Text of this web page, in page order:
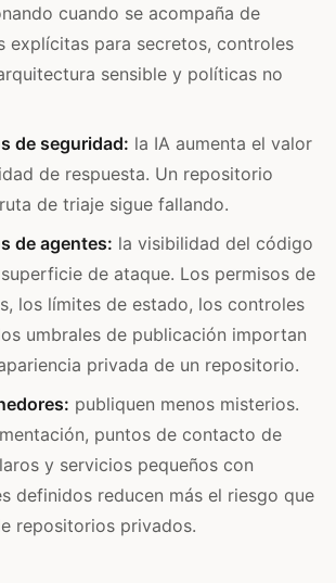
cuando se acompaña de
explícitas para secretos, controles
sensible y políticas no
de seguridad: la IA aumenta el valor
de respuesta. Un repositorio
de triaje sigue fallando.
de agentes: la visibilidad del código
de ataque. Los permisos de
los límites de estado, los controles
umbrales de publicación importan
privada de un repositorio.
publiquen menos misterios.
puntos de contacto de
y servicios pequeños con
definidos reducen más el riesgo que
repositorios privados.